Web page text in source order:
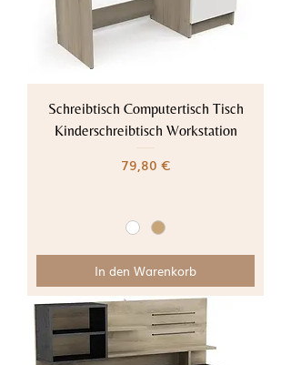
Schreibtisch Computertisch Tisch
Kinderschreibtisch Workstation
Preis
79,80 €
In den Warenkorb